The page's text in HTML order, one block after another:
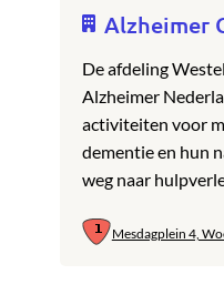
Alzheimer
De afdeling
Alzheimer
activiteiten voor
dementie en hun
weg naar
Mesdagplein 4,